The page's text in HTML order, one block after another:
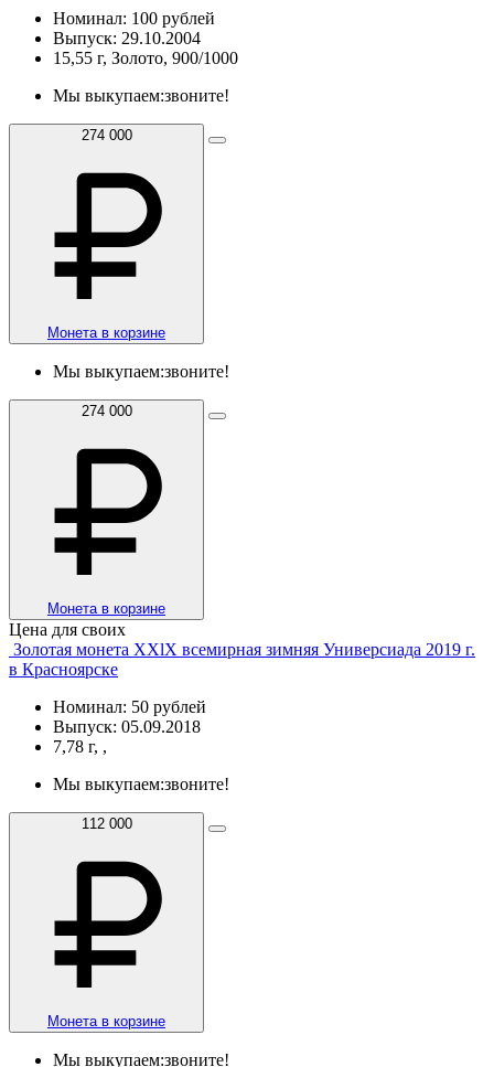
Номинал: 100 рублей
Выпуск: 29.10.2004
15,55 г, Золото, 900/1000
Мы выкупаем:звоните!
274 000
Монета в корзине
Мы выкупаем:звоните!
274 000
Монета в корзине
Цена для своих
Золотая монета XXlX всемирная зимняя Универсиада 2019 г.
в Красноярске
Номинал: 50 рублей
Выпуск: 05.09.2018
7,78 г, ,
Мы выкупаем:звоните!
112 000
Монета в корзине
Мы выкупаем:звоните!